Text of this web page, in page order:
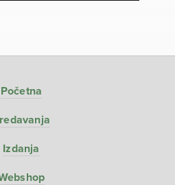
Početna
Izdanja